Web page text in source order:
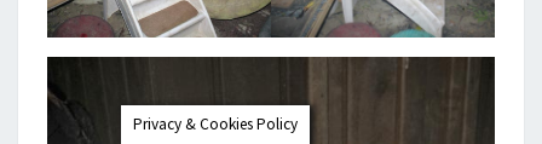
Privacy & Cookies Policy